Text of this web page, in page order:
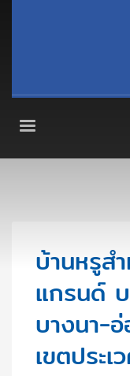
บ้านหรูส
แกรนด์
บางนา-
เขตประ